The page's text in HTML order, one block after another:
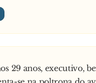
o p**....
p**... e caga.
e põe a culpa nos
que nem m**..., até
para salvá-lo. O piloto
um cabo e os sete
Mas assim que o
pois com tanto
29 anos, executivo,